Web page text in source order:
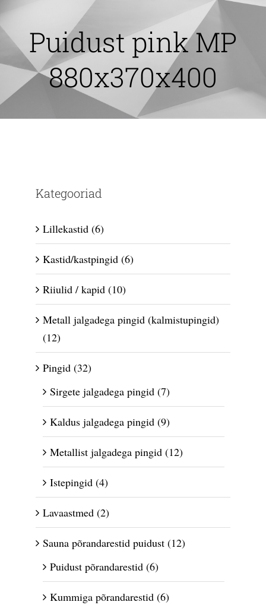
to
content Puidust pink MP
880x370x400
Kategooriad
Lillekastid (6)
Kastid/kastpingid (6)
Riiulid / kapid (10)
Metall jalgadega pingid (kalmistupingid)
(12)
Pingid (32)
Sirgete jalgadega pingid (7)
Kaldus jalgadega pingid (9)
Metallist jalgadega pingid (12)
Istepingid (4)
Lavaastmed (2)
Sauna põrandarestid puidust (12)
Puidust põrandarestid (6)
Kummiga põrandarestid (6)